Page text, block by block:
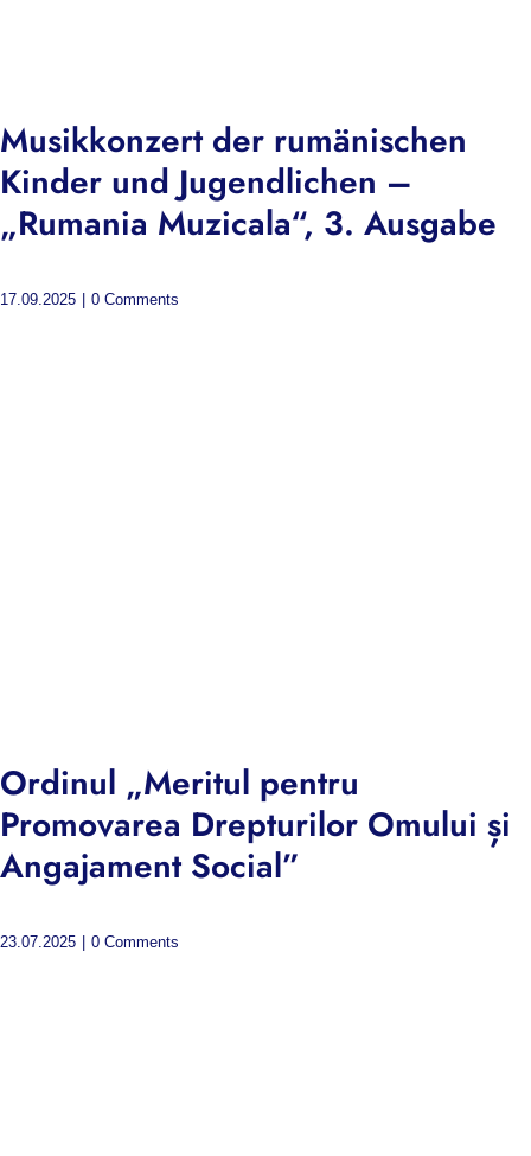
Musikkonzert der rumänischen
Kinder und Jugendlichen –
„Rumania Muzicala“, 3. Ausgabe
17.09.2025 0 Comments
Ordinul „Meritul pentru
Promovarea Drepturilor Omului și
Angajament Social”
23.07.2025 0 Comments